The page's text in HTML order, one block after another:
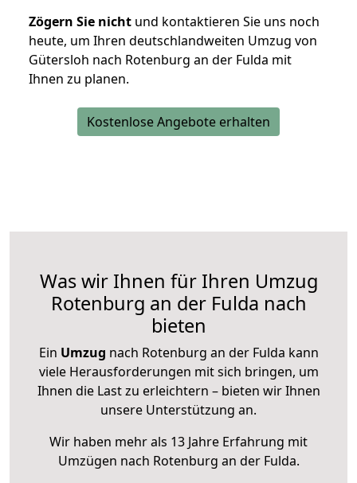
Zögern Sie nicht und kontaktieren Sie uns noch
heute, um Ihren deutschlandweiten Umzug von
Gütersloh nach Rotenburg an der Fulda mit
Ihnen zu planen.
Kostenlose Angebote erhalten
Was wir Ihnen für Ihren Umzug
Rotenburg an der Fulda nach
bieten
Ein Umzug nach Rotenburg an der Fulda kann
viele Herausforderungen mit sich bringen, um
Ihnen die Last zu erleichtern – bieten wir Ihnen
unsere Unterstützung an.
Wir haben mehr als 13 Jahre Erfahrung mit
Umzügen nach Rotenburg an der Fulda.